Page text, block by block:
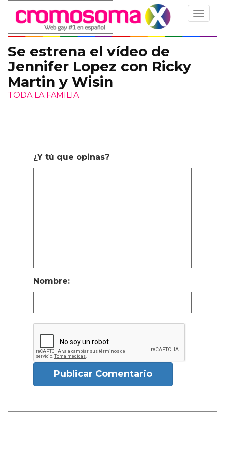
Toggle
Se estrena el vídeo de
Jennifer Lopez con Ricky
Martin y Wisin
TODA LA FAMILIA
¿Y tú que opinas?
Nombre:
Publicar Comentario